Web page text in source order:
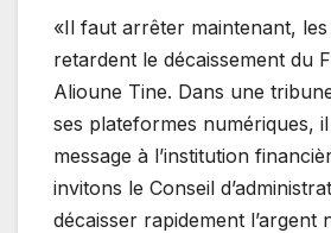
«Il faut arrêter maintenant,
retardent le décaissement du
Alioune Tine. Dans une
ses plateformes numériques,
message à l’institution
invitons le Conseil
décaisser rapidement l’argent